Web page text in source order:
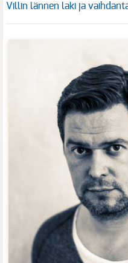
Villin lännen laki ja